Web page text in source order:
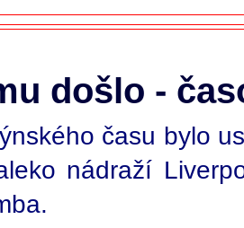
došlo -
času bylo
nádraží